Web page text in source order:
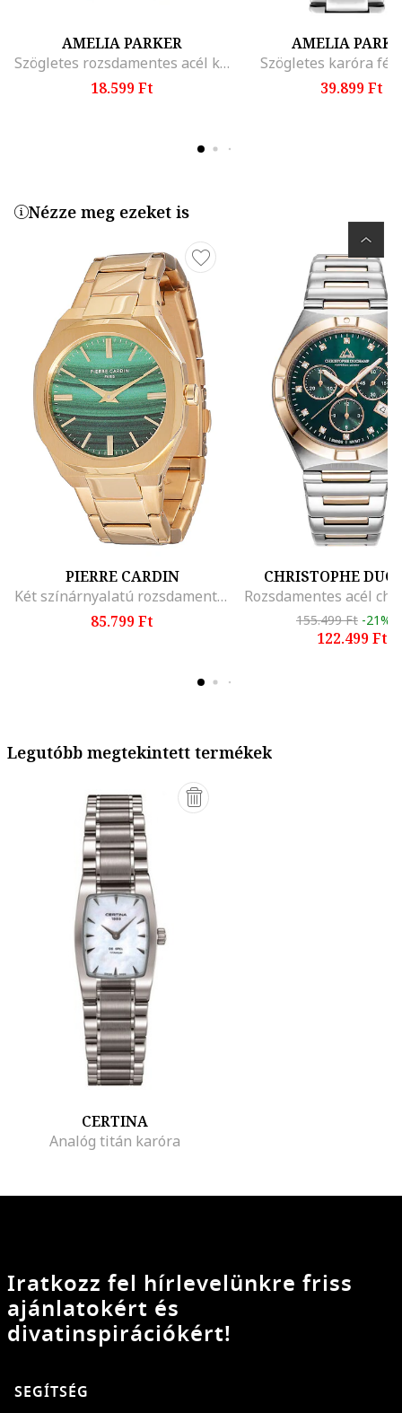
AMELIA PARKER
Szögletes rozsdamentes acél karóra
18.599 Ft
AMELIA
Szögletes karóra
39.899 Ft
Nézze meg ezeket is
PIERRE CARDIN
Két színárnyalatú rozsdamentes acél karóra
85.799 Ft
CHRISTOPHE
155.499 Ft -21%
122.499 Ft
Legutóbb megtekintett termékek
CERTINA
Analóg titán karóra
Iratkozz fel hírlevelünkre friss
ajánlatokért és
divatinspirációkért!
SEGÍTSÉG